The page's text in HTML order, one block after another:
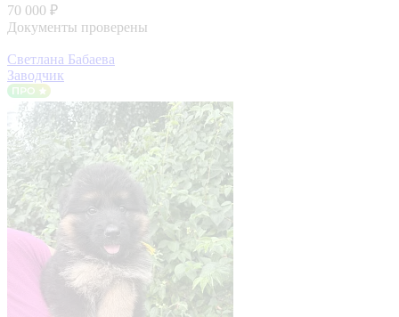
70 000 ₽
Документы проверены
Светлана Бабаева
Заводчик